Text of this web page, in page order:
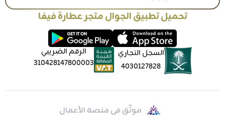
تحميل تطبيق الجوال متجر عطارة فيفا
السجل التجاري
4030127828
الرقم الضريبي
310428147800003
موثّق في منصة الأعمال